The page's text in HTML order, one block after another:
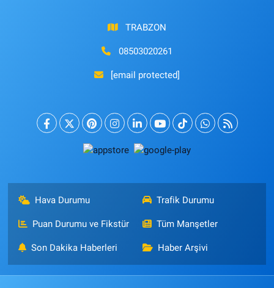
TRABZON
08503020261
[email protected]
Hava Durumu Trafik Durumu
Puan Durumu ve Fikstür Tüm Manşetler
Son Dakika Haberleri Haber Arşivi